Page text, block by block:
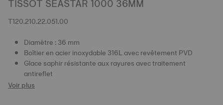
TISSOT SEASTAR 1000 36MM
T120.210.22.051.00
Diamètre : 36 mm
Boîtier en acier inoxydable 316L avec revêtement PVD
Glace saphir résistante aux rayures avec traitement
antireflet
Voir plus